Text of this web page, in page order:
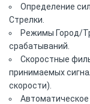
Определение
Стрелки.
Режимы Город/
срабатываний.
Скоростные
принимаемых
скорости).
Автоматическое